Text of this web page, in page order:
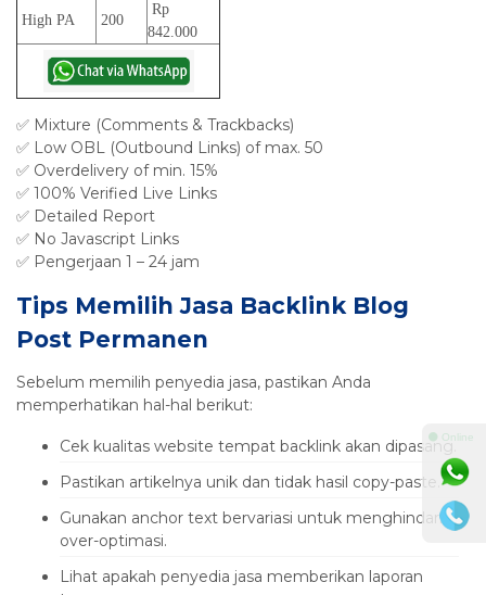
High PA 200
Rp
842.000
✅ Mixture (Comments & Trackbacks)
✅ Low OBL (Outbound Links) of max. 50
✅ Overdelivery of min. 15%
✅ 100% Verified Live Links
✅ Detailed Report
✅ No Javascript Links
✅ Pengerjaan 1 – 24 jam
Tips Memilih Jasa Backlink Blog
Post Permanen
Sebelum memilih penyedia jasa, pastikan Anda
memperhatikan hal-hal berikut:
Cek kualitas website tempat backlink akan dipasang.
Pastikan artikelnya unik dan tidak hasil copy-paste.
Gunakan anchor text bervariasi untuk menghindari
over-optimasi.
Lihat apakah penyedia jasa memberikan laporan
⚫ Online